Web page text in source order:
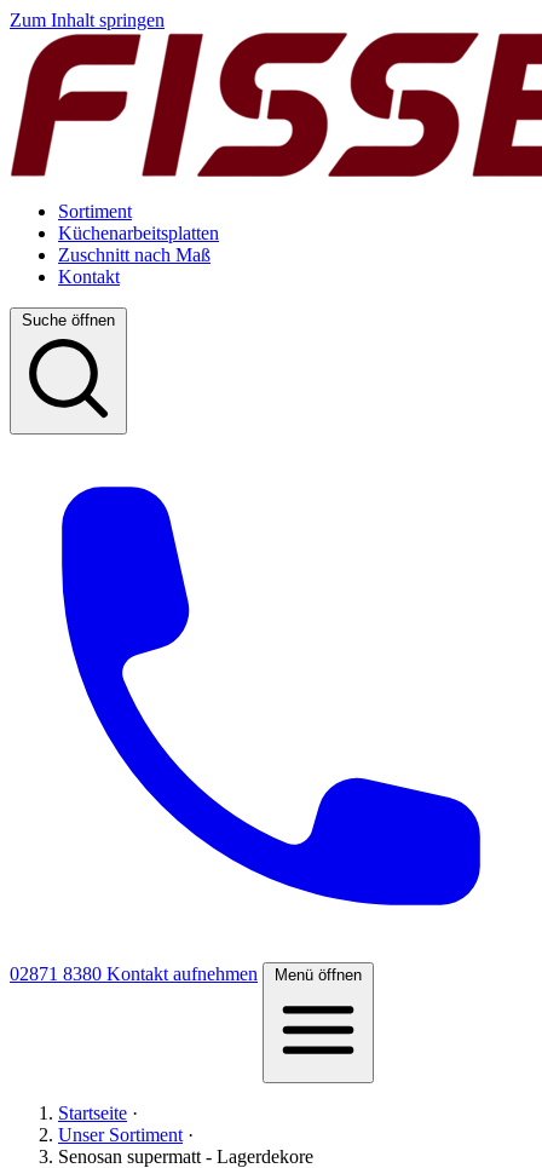
Zum Inhalt springen
Sortiment
Küchenarbeitsplatten
Zuschnitt nach Maß
Kontakt
Suche öffnen
02871 8380 Kontakt aufnehmen Menü öffnen
Startseite ·
Unser Sortiment ·
Senosan supermatt - Lagerdekore